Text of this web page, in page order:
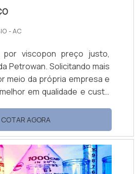
- AC
por viscopon preço justo,
Petrowan. Solicitando mais
meio da própria empresa e
em qualidade e custo
com a Petrowan o cliente
qualidade com soluções de
químicos. MAIS
VISCOPON PREÇO A
sua energia em
COTAR AGORA